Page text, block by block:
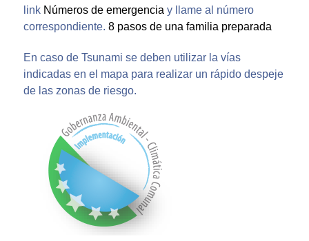
link Números de emergencia y llame al número
correspondiente. 8 pasos de una familia preparada
En caso de Tsunami se deben utilizar la vías
indicadas en el mapa para realizar un rápido despeje
de las zonas de riesgo.